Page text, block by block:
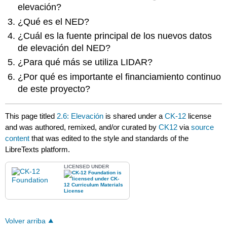
elevación?
¿Qué es el NED?
¿Cuál es la fuente principal de los nuevos datos
de elevación del NED?
¿Para qué más se utiliza LIDAR?
¿Por qué es importante el financiamiento continuo
de este proyecto?
This page titled 2.6: Elevación is shared under aCK-12 license
and was authored, remixed, and/or curated byCK12 viasource
content that was edited to the style and standards of the
LibreTexts platform.
LICENSED UNDER
Volver arriba